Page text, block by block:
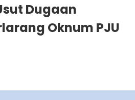
Dugaan
Oknum PJU